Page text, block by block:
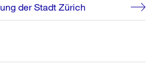
der Stadt Zürich